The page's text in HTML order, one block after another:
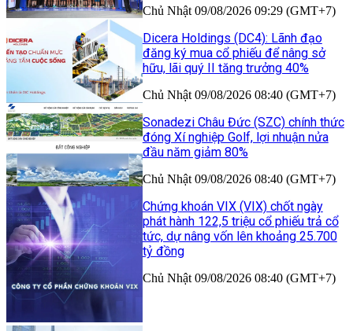
Chủ Nhật 09/08/2026 09:29 (GMT+7)
Dicera Holdings (DC4): Lãnh đạo
đăng ký mua cổ phiếu để nâng sở
hữu, lãi quý II tăng trưởng 40%
Chủ Nhật 09/08/2026 08:40 (GMT+7)
Sonadezi Châu Đức (SZC) chính thức
đóng Xí nghiệp Golf, lợi nhuận nửa
đầu năm giảm 80%
Chủ Nhật 09/08/2026 08:40 (GMT+7)
Chứng khoán VIX (VIX) chốt ngày
phát hành 122,5 triệu cổ phiếu trả cổ
tức, dự nâng vốn lên khoảng 25.700
tỷ đồng
Chủ Nhật 09/08/2026 08:40 (GMT+7)